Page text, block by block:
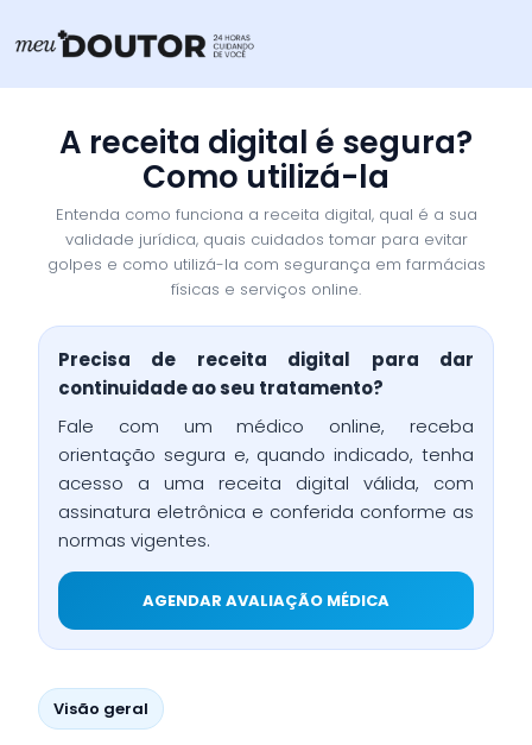
para
A receita digital é segura?
Como utilizá-la
Entenda como funciona a receita digital, qual é a sua
validade jurídica, quais cuidados tomar para evitar
golpes e como utilizá-la com segurança em farmácias
físicas e serviços online.
Precisa de receita digital para dar
continuidade ao seu tratamento?
Fale com um médico online, receba
orientação segura e, quando indicado, tenha
acesso a uma receita digital válida, com
assinatura eletrônica e conferida conforme as
normas vigentes.
AGENDAR AVALIAÇÃO MÉDICA
Visão geral